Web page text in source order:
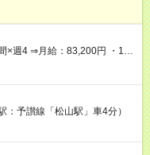
4 ⇒月給：83,200円 ・1日
) 【試用期間】試
予讃線「松山駅」車4分）